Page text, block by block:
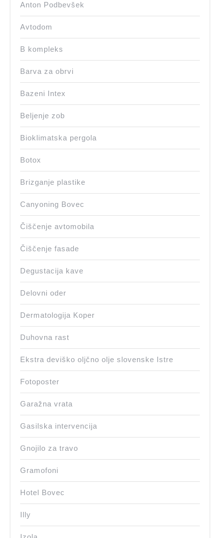
Anton Podbevšek
Avtodom
B kompleks
Barva za obrvi
Bazeni Intex
Beljenje zob
Bioklimatska pergola
Botox
Brizganje plastike
Canyoning Bovec
Čiščenje avtomobila
Čiščenje fasade
Degustacija kave
Delovni oder
Dermatologija Koper
Duhovna rast
Ekstra deviško oljčno olje slovenske Istre
Fotoposter
Garažna vrata
Gasilska intervencija
Gnojilo za travo
Gramofoni
Hotel Bovec
Illy